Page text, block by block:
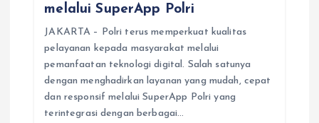
melalui SuperApp Polri
JAKARTA – Polri terus memperkuat kualitas
pelayanan kepada masyarakat melalui
pemanfaatan teknologi digital. Salah satunya
dengan menghadirkan layanan yang mudah, cepat
dan responsif melalui SuperApp Polri yang
terintegrasi dengan berbagai…